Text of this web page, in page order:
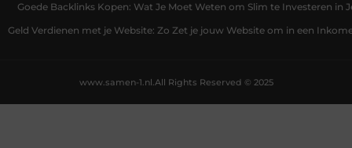
Goede Backlinks Kopen: Wat Je Moet Weten om Slim te Investeren in
Geld Verdienen met je Website: Zo Zet je jouw Website om in een
All Rights Reserved © 2025
www.samen-1.nl.